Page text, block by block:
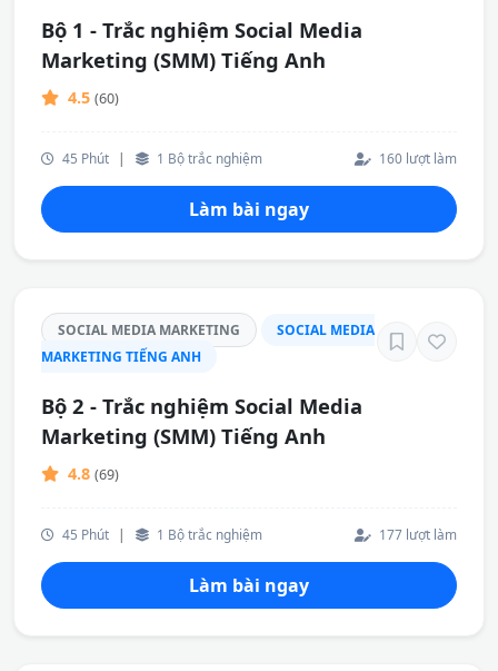
Bộ 1 - Trắc nghiệm Social Media
Marketing (SMM) Tiếng Anh
4.5 (60)
45 Phút | 1 Bộ trắc nghiệm 160 lượt làm
Làm bài ngay
SOCIAL MEDIA MARKETING
SOCIAL MEDIA
MARKETING TIẾNG ANH
Bộ 2 - Trắc nghiệm Social Media
Marketing (SMM) Tiếng Anh
4.8 (69)
45 Phút | 1 Bộ trắc nghiệm 177 lượt làm
Làm bài ngay